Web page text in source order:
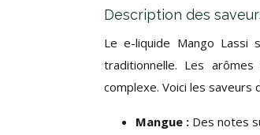
Description des
Le e-liquide Mango Lassi
traditionnelle. Les
complexe. Voici les saveurs
Mangue : Des notes